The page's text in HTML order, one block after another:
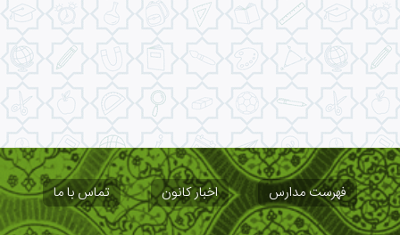
فهرست مدارس اخبار کانون تماس با ما